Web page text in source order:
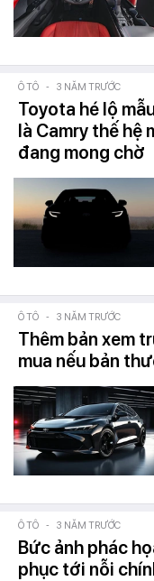
Ô TÔ - 3 NĂM TRƯỚC
Toyota hé lộ
là Camry thế hệ
đang mong chờ
Ô TÔ - 3 NĂM TRƯỚC
Thêm bản xem
mua nếu bản
Ô TÔ - 3 NĂM TRƯỚC
Bức ảnh phác
phục tới nỗi